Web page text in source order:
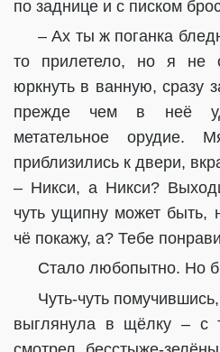
по заднице и с писком
– Ах ты ж поганка
то прилетело, но я не
юркнуть в ванную, сразу
прежде чем в неё
метательное орудие.
приблизились к двери,
– Никси, а Никси?
чуть ущипну может быть,
чё покажу, а? Тебе
Стало любопытно. Но
Чуть-чуть
выглянула в щёлку – с